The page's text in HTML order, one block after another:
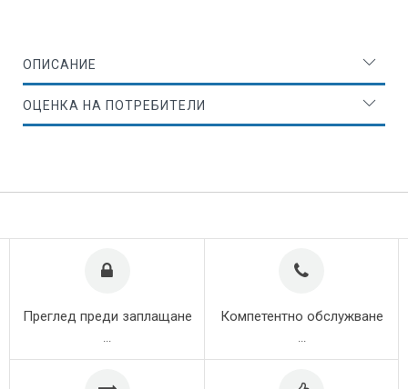
ОПИСАНИЕ
ОЦЕНКА НА ПОТРЕБИТЕЛИ
Преглед преди заплащане Компетентно обслужване